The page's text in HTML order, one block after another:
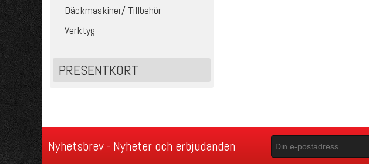
Däckmaskiner/ Tillbehör
Verktyg
PRESENTKORT
Nyhetsbrev - Nyheter och erbjudanden